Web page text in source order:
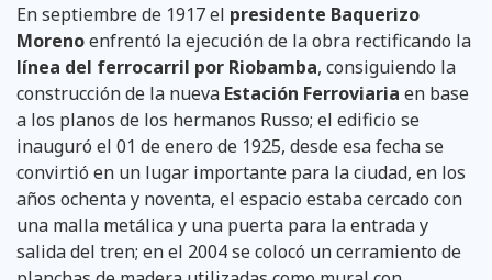
En septiembre de 1917 el presidente Baquerizo
Morenoenfrentó la ejecución de la obra rectificando la
línea del ferrocarril por Riobamba, consiguiendo la
construcción de la nueva Estación Ferroviaria en base
a los planos de los hermanos Russo; el edificio se
inauguró el 01 de enero de 1925, desde esa fecha se
convirtió en un lugar importante para la ciudad, en los
años ochenta y noventa, el espacio estaba cercado con
una malla metálica y una puerta para la entrada y
salida del tren; en el 2004 se colocó un cerramiento de